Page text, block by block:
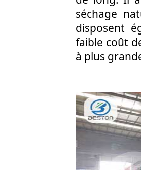
séchage
disposent
faible coût
à plus